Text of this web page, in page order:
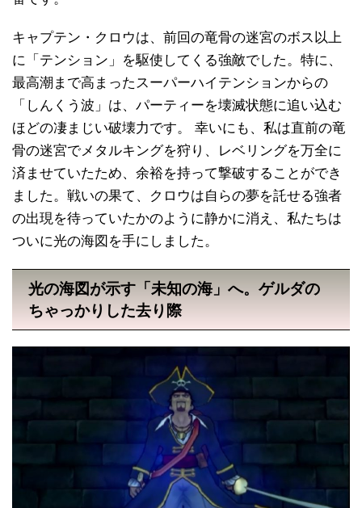
キャプテン・クロウは、前回の竜骨の迷宮のボス以上
に「テンション」を駆使してくる強敵でした。特に、
最高潮まで高まったスーパーハイテンションからの
「しんくう波」は、パーティーを壊滅状態に追い込む
ほどの凄まじい破壊力です。 幸いにも、私は直前の竜
骨の迷宮でメタルキングを狩り、レベリングを万全に
済ませていたため、余裕を持って撃破することができ
ました。戦いの果て、クロウは自らの夢を託せる強者
の出現を待っていたかのように静かに消え、私たちは
ついに光の海図を手にしました。
光の海図が示す「未知の海」へ。ゲルダの
ちゃっかりした去り際